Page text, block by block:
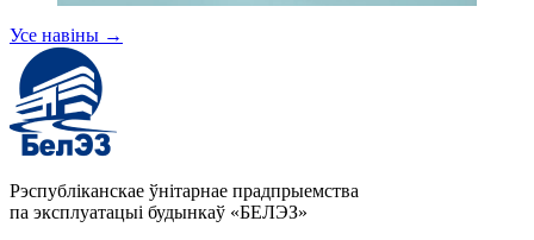
Усе навіны →
Рэспубліканскае ўнітарнае прадпрыемства
па эксплуатацыі будынкаў «БЕЛЭЗ»